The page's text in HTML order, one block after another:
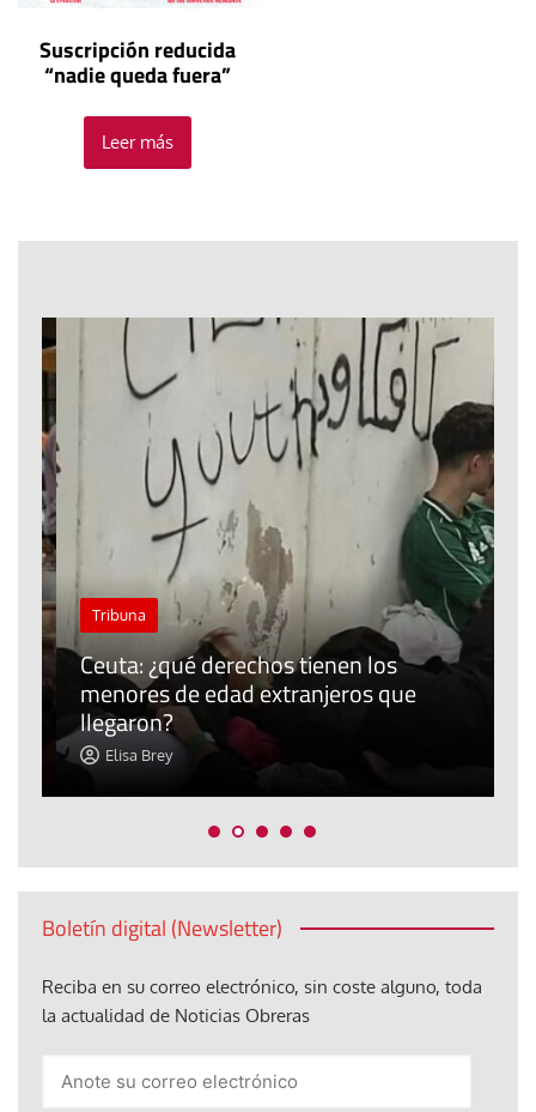
Suscripción reducida
“nadie queda fuera”
Leer más
Tribuna
Ceuta: ¿qué derechos tienen los
menores de edad extranjeros que
llegaron?
Elisa Brey
Boletín digital (Newsletter)
Reciba en su correo electrónico, sin coste alguno, toda
la actualidad de Noticias Obreras